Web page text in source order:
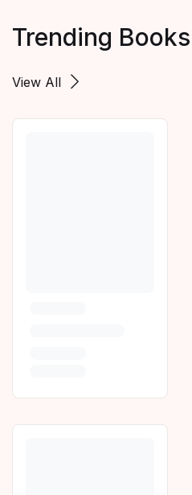
Trending Books
View All